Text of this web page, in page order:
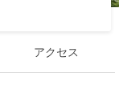
アクセス